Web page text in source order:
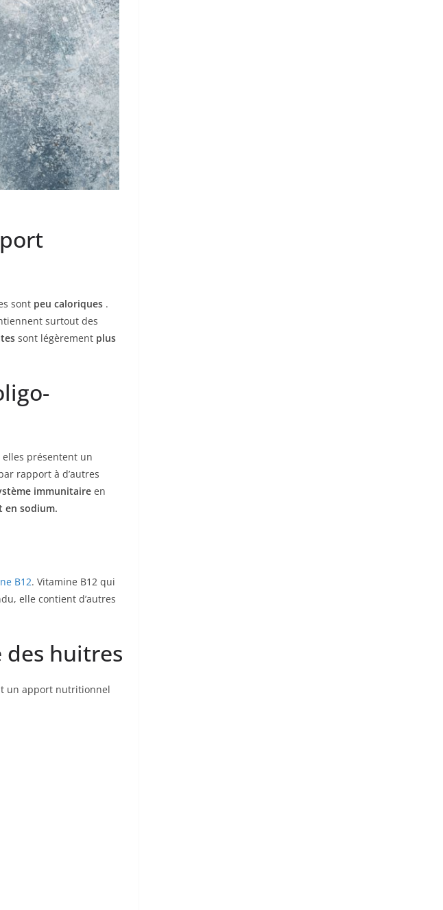
sont peu caloriques .
surtout des
sont légèrement plus
présentent un
rapport à d’autres
immunitaire en
en sodium.
B12. Vitamine B12 qui
elle contient d’autres
huitres
un apport nutritionnel